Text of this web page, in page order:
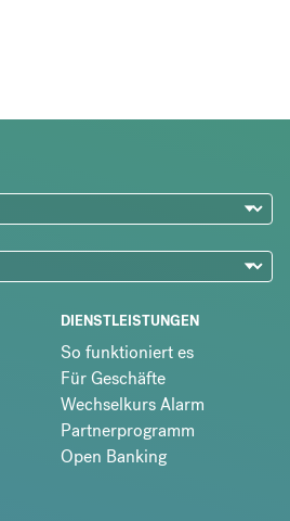
DIENSTLEISTUNGEN
So funktioniert es
Für Geschäfte
Wechselkurs Alarm
Partnerprogramm
Open Banking